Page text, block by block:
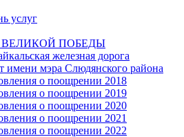
услуг
ВЕЛИКОЙ ПОБЕДЫ
железная дорога
имени мэра Слюдянского района
о поощрении 2018
о поощрении 2019
о поощрении 2020
о поощрении 2021
о поощрении 2022